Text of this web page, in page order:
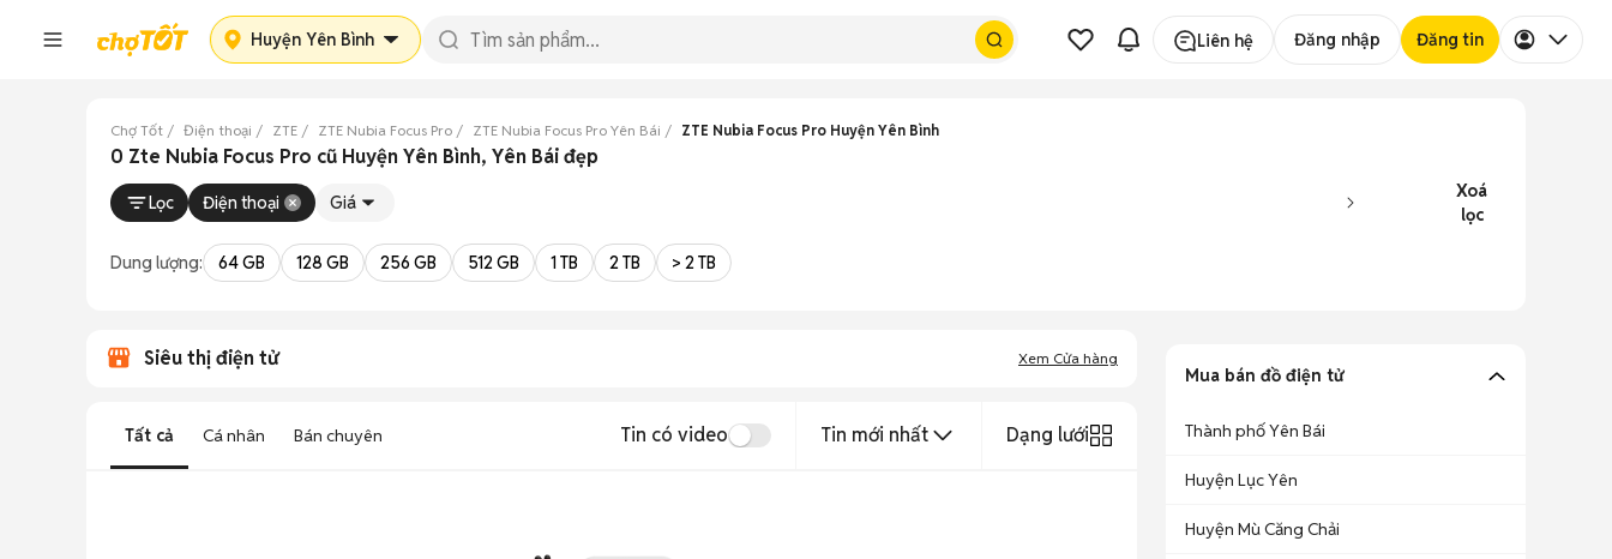
Huyện Yên Bình Liên hệ Đăng nhập Đăng tin
Chợ Tốt Điện thoại ZTE ZTE Nubia Focus Pro ZTE Nubia Focus Pro Yên Bái ZTE Nubia Focus Pro Huyện Yên Bình
0 Zte Nubia Focus Pro cũ Huyện Yên Bình, Yên Bái đẹp
Lọc Điện thoại Giá
Xoá
lọc
Dung lượng: 64 GB 128 GB 256 GB 512 GB 1 TB 2 TB > 2 TB
Siêu thị điện tử Xem Cửa hàng
Tất cả Cá nhân Bán chuyên Tin có video Tin mới nhất Dạng lưới
Mua bán đồ điện tử
Thành phố Yên Bái
Huyện Lục Yên
Huyện Mù Căng Chải